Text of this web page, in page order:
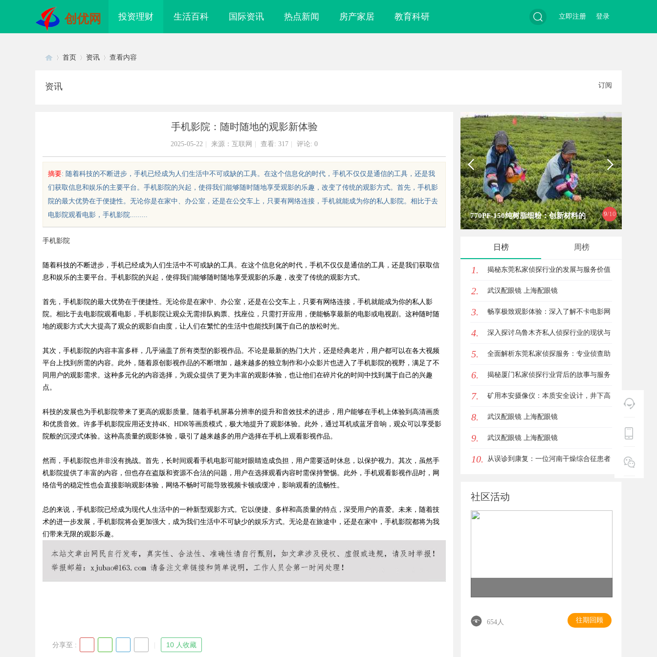
创优网 投资理财 生活百科 国际资讯 热点新闻 房产家居 教育科研
索
登录
立即注册
sc
!
Bo
首页 资讯 查看内容
资讯 订阅
手机影院：随时随地的观影新体验
2025-05-22 来源：互联网 查看: 317 评论: 0
摘要: 随着科技的不断进步，手机已经成为人们生活中不可或缺的工具。在这个信息化的时代，手机不仅仅是通信的工具，还是我
们获取信息和娱乐的主要平台。手机影院的兴起，使得我们能够随时随地享受观影的乐趣，改变了传统的观影方式。首先，手机影
院的最大优势在于便捷性。无论你是在家中、办公室，还是在公交车上，只要有网络连接，手机就能成为你的私人影院。相比于去
电影院观看电影，手机影院.........
手机影院
随着科技的不断进步，手机已经成为人们生活中不可或缺的工具。在这个信息化的时代，手机不仅仅是通信的工具，还是我们获取信
息和娱乐的主要平台。手机影院的兴起，使得我们能够随时随地享受观影的乐趣，改变了传统的观影方式。
首先，手机影院的最大优势在于便捷性。无论你是在家中、办公室，还是在公交车上，只要有网络连接，手机就能成为你的私人影
院。相比于去电影院观看电影，手机影院让观众无需排队购票、找座位，只需打开应用，便能畅享最新的电影或电视剧。这种随时随
地的观影方式大大提高了观众的观影自由度，让人们在繁忙的生活中也能找到属于自己的放松时光。
其次，手机影院的内容丰富多样，几乎涵盖了所有类型的影视作品。不论是最新的热门大片，还是经典老片，用户都可以在各大视频
平台上找到所需的内容。此外，随着原创影视作品的不断增加，越来越多的独立制作和小众影片也进入了手机影院的视野，满足了不
同用户的观影需求。这种多元化的内容选择，为观众提供了更为丰富的观影体验，也让他们在碎片化的时间中找到属于自己的兴趣
点。
科技的发展也为手机影院带来了更高的观影质量。随着手机屏幕分辨率的提升和音效技术的进步，用户能够在手机上体验到高清画质
和优质音效。许多手机影院应用还支持4K、HDR等画质模式，极大地提升了观影体验。此外，通过耳机或蓝牙音响，观众可以享受影
院般的沉浸式体验。这种高质量的观影体验，吸引了越来越多的用户选择在手机上观看影视作品。
然而，手机影院也并非没有挑战。首先，长时间观看手机电影可能对眼睛造成负担，用户需要适时休息，以保护视力。其次，虽然手
机影院提供了丰富的内容，但也存在盗版和资源不合法的问题，用户在选择观看内容时需保持警惕。此外，手机观看影视作品时，网
络信号的稳定性也会直接影响观影体验，网络不畅时可能导致视频卡顿或缓冲，影响观看的流畅性。
总的来说，手机影院已经成为现代人生活中的一种新型观影方式。它以便捷、多样和高质量的特点，深受用户的喜爱。未来，随着技
术的进一步发展，手机影院将会更加强大，成为我们生活中不可缺少的娱乐方式。无论是在旅途中，还是在家中，手机影院都将为我
们带来无限的观影乐趣。
分享至 : 10 人收藏
9/10
相的利器：成都私家侦探服务 770PF-150纯树脂细粉：创新材料的
日榜 周榜
1. 揭秘东莞私家侦探行业的发展与服务价值
2. 武汉配眼镜 上海配眼镜
3. 畅享极致观影体验：深入了解不卡电影网
的独特优势与使用指南
4. 深入探讨乌鲁木齐私人侦探行业的现状与
发展趋势
5. 全面解析东莞私家侦探服务：专业侦查助
您解决各种疑难问题
6. 揭秘厦门私家侦探行业背后的故事与服务
价值
7. 矿用本安摄像仪：本质安全设计，井下高
危区域放心用
8. 武汉配眼镜 上海配眼镜
9. 武汉配眼镜 上海配眼镜
10. 从误诊到康复：一位河南干燥综合征患者
社区活动
654人 往期回顾